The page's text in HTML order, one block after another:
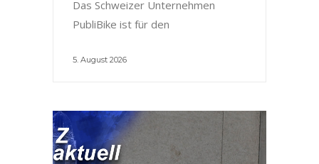
Das Schweizer Unternehmen
PubliBike ist für den
5. August 2026